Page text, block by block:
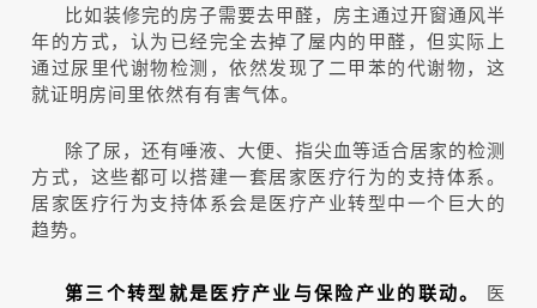
比如装修完的房子需要去甲醛，房主通过开窗通风半
年的方式，认为已经完全去掉了屋内的甲醛，但实际上
通过尿里代谢物检测，依然发现了二甲苯的代谢物，这
就证明房间里依然有有害气体。
除了尿，还有唾液、大便、指尖血等适合居家的检测
方式，这些都可以搭建一套居家医疗行为的支持体系。
居家医疗行为支持体系会是医疗产业转型中一个巨大的
趋势。
第三个转型就是医疗产业与保险产业的联动。
医